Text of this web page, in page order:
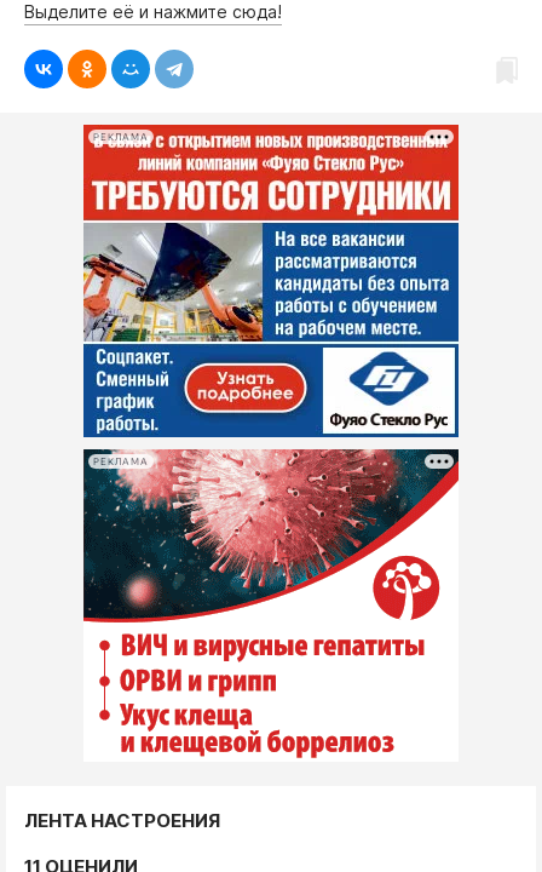
Выделите её и нажмите сюда!
РЕКЛАМА
РЕКЛАМА
ЛЕНТА НАСТРОЕНИЯ
11 ОЦЕНИЛИ